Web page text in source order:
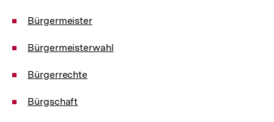
Bürgermeister
Bürgermeisterwahl
Bürgerrechte
Bürgschaft